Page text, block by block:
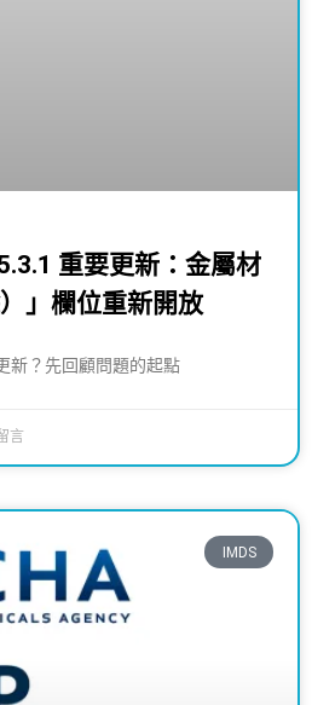
重要更新：金屬材
」欄位重新開放
新？先回顧問題的起點
言
IMDS